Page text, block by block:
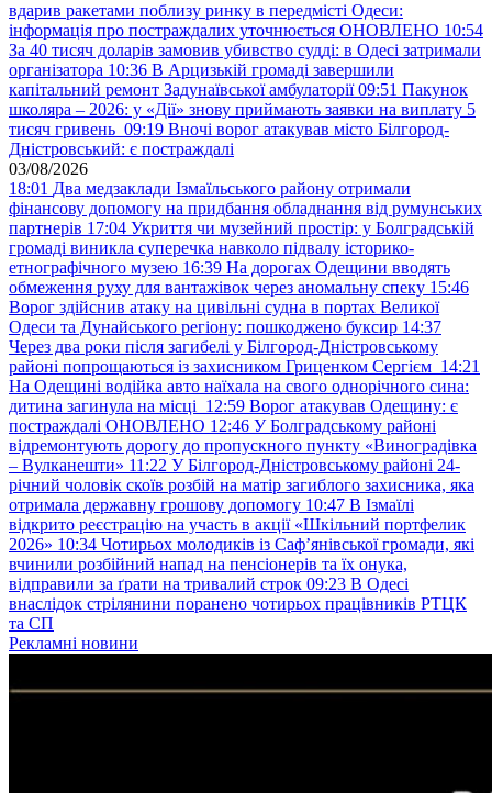
вдарив ракетами поблизу ринку в передмісті Одеси:
інформація про постраждалих уточнюється ОНОВЛЕНО 10:54
За 40 тисяч доларів замовив убивство судді: в Одесі затримали
організатора 10:36 В Арцизькій громаді завершили
капітальний ремонт Задунаївської амбулаторії 09:51 Пакунок
школяра – 2026: у «Дії» знову приймають заявки на виплату 5
тисяч гривень 09:19 Вночі ворог атакував місто Білгород-
Дністровський: є постраждалі
03/08/2026
18:01 Два медзаклади Ізмаїльського району отримали
фінансову допомогу на придбання обладнання від румунських
партнерів 17:04 Укриття чи музейний простір: у Болградській
громаді виникла суперечка навколо підвалу історико-
етнографічного музею 16:39 На дорогах Одещини вводять
обмеження руху для вантажівок через аномальну спеку 15:46
Ворог здійснив атаку на цивільні судна в портах Великої
Одеси та Дунайського регіону: пошкоджено буксир 14:37
Через два роки після загибелі у Білгород-Дністровському
районі попрощаються із захисником Гриценком Сергієм 14:21
На Одещині водійка авто наїхала на свого однорічного сина:
дитина загинула на місці 12:59 Ворог атакував Одещину: є
постраждалі ОНОВЛЕНО 12:46 У Болградському районі
відремонтують дорогу до пропускного пункту «Виноградівка
– Вулканешти» 11:22 У Білгород-Дністровському районі 24-
річний чоловік скоїв розбій на матір загиблого захисника, яка
отримала державну грошову допомогу 10:47 В Ізмаїлі
відкрито реєстрацію на участь в акції «Шкільний портфелик
2026» 10:34 Чотирьох молодиків із Саф’янівської громади, які
вчинили розбійний напад на пенсіонерів та їх онука,
відправили за ґрати на тривалий строк 09:23 В Одесі
внаслідок стрілянини поранено чотирьох працівників РТЦК
та СП
Рекламні новини